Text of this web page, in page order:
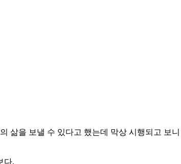
삶을 보낼 수 있다고 했는데 막상 시행되고 보
다.